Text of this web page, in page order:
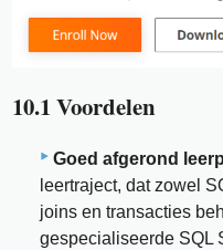
10.1 Voordelen
Goed afgerond
leertraject, dat zowel
joins en transacties
gespecialiseerde SQL